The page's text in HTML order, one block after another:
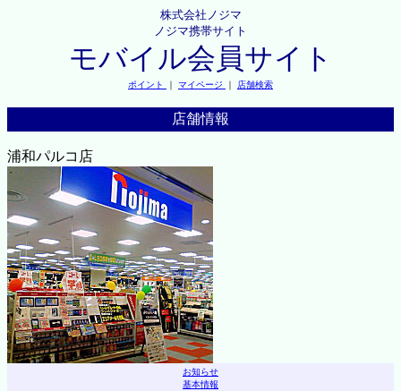
株式会社ノジマ
ノジマ携帯サイト
モバイル会員サイト
ポイント ｜ マイページ ｜ 店舗検索
店舗情報
浦和パルコ店
お知らせ
基本情報